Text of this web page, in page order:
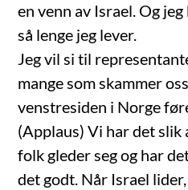
en venn av Israel. Og
så lenge jeg lever.
Jeg vil si til
mange som skammer
venstresiden i Norge
(Applaus) Vi har det slik
folk gleder seg og har
det godt. Når Israel